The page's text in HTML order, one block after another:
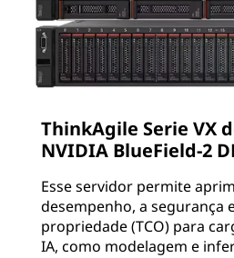
ThinkAgile Serie VX
NVIDIA BlueField-2
Esse servidor permite
desempenho, a segurança
propriedade (TCO) para
IA, como modelagem e